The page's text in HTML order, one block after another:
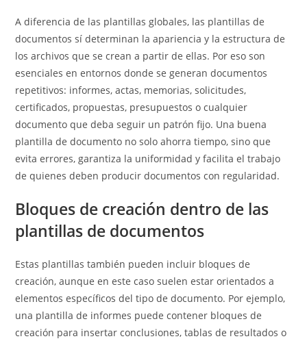
A diferencia de las plantillas globales, las plantillas de
documentos sí determinan la apariencia y la estructura de
los archivos que se crean a partir de ellas. Por eso son
esenciales en entornos donde se generan documentos
repetitivos: informes, actas, memorias, solicitudes,
certificados, propuestas, presupuestos o cualquier
documento que deba seguir un patrón fijo. Una buena
plantilla de documento no solo ahorra tiempo, sino que
evita errores, garantiza la uniformidad y facilita el trabajo
de quienes deben producir documentos con regularidad.
Bloques de creación dentro de las
plantillas de documentos
Estas plantillas también pueden incluir bloques de
creación, aunque en este caso suelen estar orientados a
elementos específicos del tipo de documento. Por ejemplo,
una plantilla de informes puede contener bloques de
creación para insertar conclusiones, tablas de resultados o